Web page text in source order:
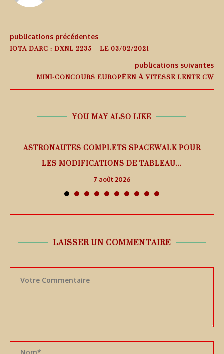
publications précédentes
IOTA DARC : DXNL 2235 – LE 03/02/2021
publications suivantes
MINI-CONCOURS EUROPÉEN À VITESSE LENTE CW
YOU MAY ALSO LIKE
ASTRONAUTES COMPLETS SPACEWALK POUR
LES MODIFICATIONS DE TABLEAU...
7 août 2026
LAISSER UN COMMENTAIRE